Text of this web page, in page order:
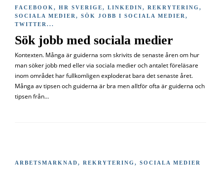
FACEBOOK , HR SVERIGE, LINKEDIN, REKRYTERING ,
SOCIALA MEDIER , SÖK JOBB I SOCIALA MEDIER ,
TWITTER ...
Sök jobb med sociala medier
Kontexten. Många är guiderna som skrivits de senaste åren om hur
man söker jobb med eller via sociala medier och antalet föreläsare
inom området har fullkomligen exploderat bara det senaste året.
Många av tipsen och guiderna är bra men alltför ofta är guiderna och
tipsen från…
ARBETSMARKNAD, REKRYTERING , SOCIALA MEDIER